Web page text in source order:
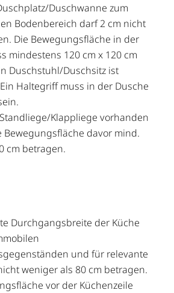
Duschwanne zum
Bodenbereich darf 2 cm nicht
Die Bewegungsfläche in der
mindestens 120 cm x 120 cm
Duschstuhl/Duschsitz ist
Haltegriff muss in der Dusche
Klappliege vorhanden
Bewegungsfläche davor mind.
cm betragen.
Durchgangsbreite der Küche
und für relevante
weniger als 80 cm betragen.
vor der Küchenzeile